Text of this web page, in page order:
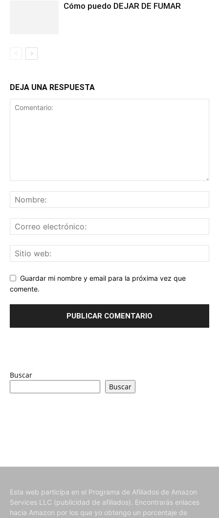
Cómo puedo DEJAR DE FUMAR
DEJA UNA RESPUESTA
Guardar mi nombre y email para la próxima vez que
comente.
Buscar
Buscar
Esta web participa en el Programa de Afiliados de Amazon
Services LLC (publicidad de afiliados). Encontrarás enlaces
hacia Amazon por los que yo obtengo un porcentaje de